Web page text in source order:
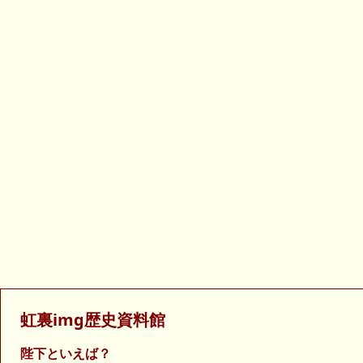
虹裏img歴史資料館
陛下といえば？